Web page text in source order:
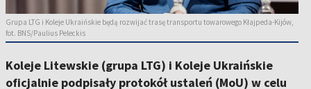
Grupa LTG i Koleje Ukraińskie będą rozwijać trasę transportu towarowego Kłajpeda-Kijów,
fot. BNS/Paulius Peleckis
Koleje Litewskie (grupa LTG) i Koleje Ukraińskie
oficjalnie podpisały protokół ustaleń (MoU) w celu